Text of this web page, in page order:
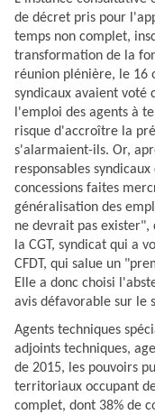
de décret pris pour
temps non complet,
transformation de la
réunion plénière, le 16
syndicaux avaient voté
l'emploi des agents à
risque d'accroître la
s'alarmaient-ils. Or,
responsables
concessions faites
généralisation des
ne devrait pas
la CGT, syndicat qui a
CFDT, qui salue un
Elle a donc choisi
avis défavorable sur le
Agents techniques
adjoints techniques,
de 2015, les pouvoirs
territoriaux occupant
complet, dont 38% de